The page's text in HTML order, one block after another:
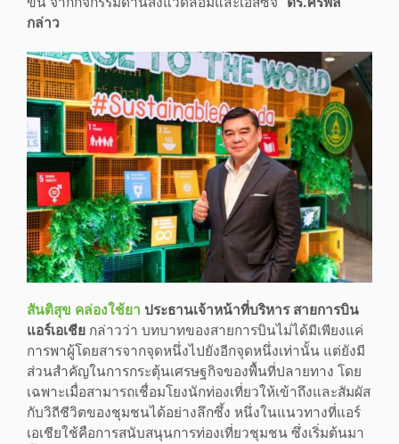
กล่าว
สันติสุข คล่องใช้ยา ประธานเจ้าหน้าที่บริหาร สายการบิน
แอร์เอเชีย กล่าวว่า บทบาทของสายการบินไม่ได้มีเพียงแค่
การพาผู้โดยสารจากจุดหนึ่งไปยังอีกจุดหนึ่งเท่านั้น แต่ยังมี
ส่วนสำคัญในการกระตุ้นเศรษฐกิจของพื้นที่ปลายทาง โดย
เฉพาะเมื่อสามารถเชื่อมโยงนักท่องเที่ยวให้เข้าถึงและสัมผัส
กับวิถีชีวิตของชุมชนได้อย่างลึกซึ้ง หนึ่งในแนวทางที่แอร์
เอเชียใช้คือการสนับสนุนการท่องเที่ยวชุมชน ซึ่งเริ่มต้นมา